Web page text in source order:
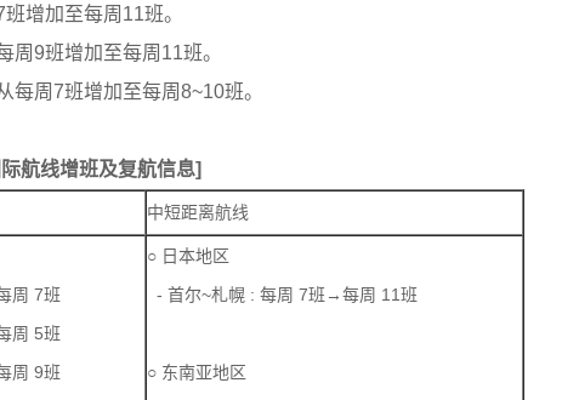
增加至每周11班。
周9班增加至每周11班。
每周7班增加至每周8~10班。
航线增班及复航信息]
中短距离航线
周 7班
周 5班
周 9班
○ 日本地区
- 首尔~札幌 : 每周 7班→每周 11班
○ 东南亚地区